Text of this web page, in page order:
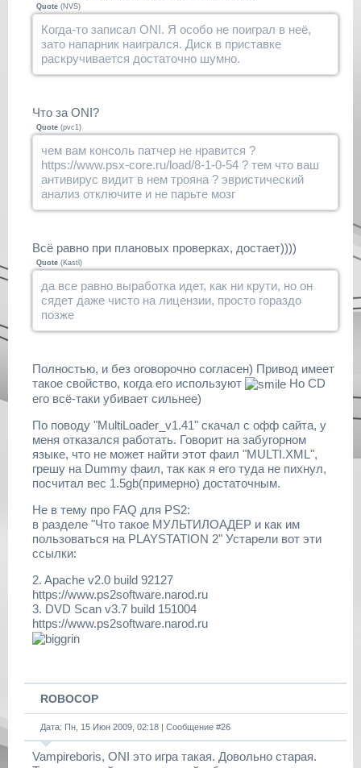
Quote (NVS)
Когда-то записал ONI. Я особо не поиграл в неё,
зато напарник наигрался. Диск в приставке
раскручивается достаточно шумно.
Что за ONI?
Quote (pvc1)
чем вам консоль патчер не нравится ?
https://www.psx-core.ru/load/8-1-0-54 ? тем что ваш
антивирус видит в нем трояна ? эвристический
анализ отключите и не парьте мозг
Всё равно при плановых проверках, достает))))
Quote (Kastl )
да все равно выработка идет, как ни крути, но он
сядет даже чисто на лицензии, просто гораздо
позже
Полностью, и без оговорочно согласен) Привод имеет
такое свойство, когда его используют
Но CD
его всё-таки убивает сильнее)
По поводу "MultiLoader_v1.41" скачал с офф сайта, у
меня отказался работать. Говорит на забугорном
языке, что не может найти этот фаил "MULTI.XML",
грешу на Dummy фаил, так как я его туда не пихнул,
посчитал вес 1.5gb(примерно) достаточным.
Не в тему про FAQ для PS2:
в разделе "Что такое МУЛЬТИЛОАДЕР и как им
пользоваться на PLAYSTATION 2" Устарели вот эти
ссылки:
2. Apache v2.0 build 92127
https://www.ps2software.narod.ru
3. DVD Scan v3.7 build 151004
https://www.ps2software.narod.ru
ROBOCOP
Дата: Пн, 15 Июн 2009, 02:18 | Сообщение #26
Vampireboris, ONI это игра такая. Довольно старая.